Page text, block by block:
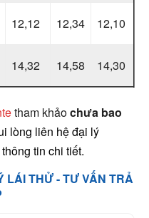
12,12 12,34
12,10
14,32 14,58 14,30
tham khảochưa bao
lòng liên hệ đại lý
tin chi tiết.
LÁI THỬ - TƯ VẤN TRẢ